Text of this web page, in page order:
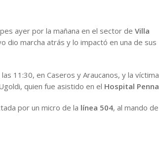
ayer por la mañana en el sector de Villa
dio marcha atrás y lo impactó en una de sus
11:30, en Caseros y Araucanos, y la víctima
quien fue asistido en el Hospital Penna
por un micro de la línea 504, al mando de